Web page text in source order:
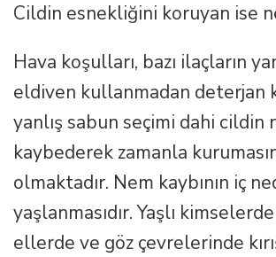
Cildin esnekliğini koruyan ise
Hava koşulları, bazı ilaçların
eldiven kullanmadan deterjan
yanlış sabun seçimi dahi cildin
kaybederek zamanla
olmaktadır. Nem kaybının iç
yaşlanmasıdır. Yaşlı
ellerde ve göz çevrelerinde